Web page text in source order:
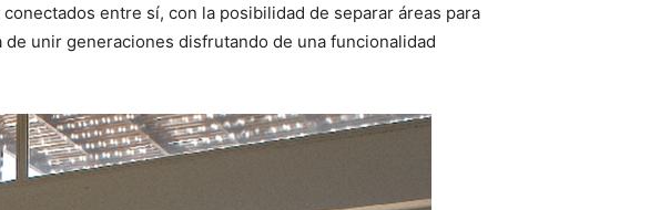
entre sí, con la posibilidad de separar áreas para
unir generaciones disfrutando de una funcionalidad